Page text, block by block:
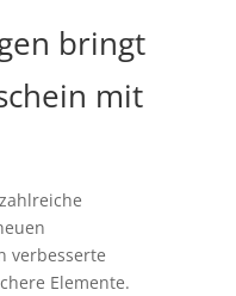
bringt
mit
verbesserte
Elemente.